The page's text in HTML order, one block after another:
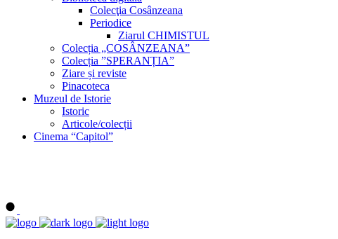
Colecţia Cosânzeana
Periodice
Ziarul CHIMISTUL
Colecția „COSÂNZEANA”
Colecția ”SPERANȚIA”
Ziare și reviste
Pinacoteca
Muzeul de Istorie
Istoric
Articole/colecții
Cinema “Capitol”